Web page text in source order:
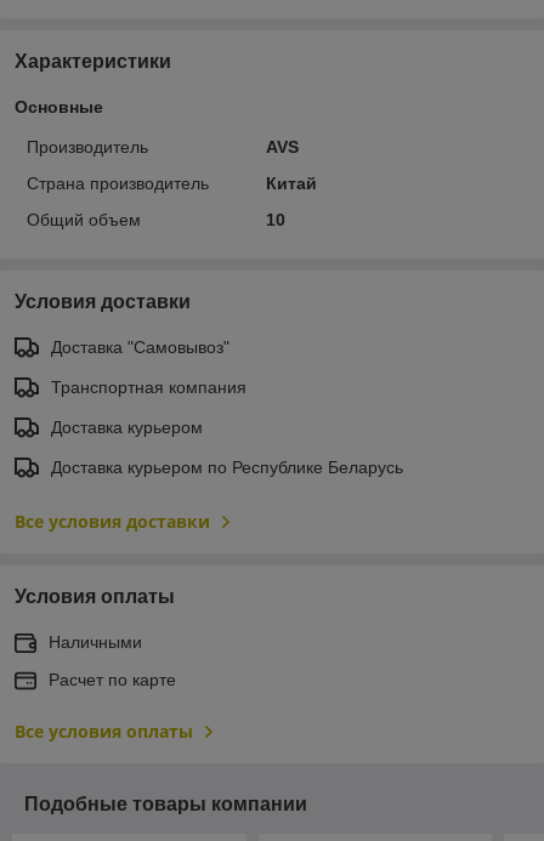
Характеристики
Основные
Производитель
AVS
Страна производитель
Китай
Общий объем
10
Условия доставки
Доставка "Самовывоз"
Транспортная компания
Доставка курьером
Доставка курьером по Республике Беларусь
Все условия доставки
Условия оплаты
Наличными
Расчет по карте
Все условия оплаты
Подобные товары компании